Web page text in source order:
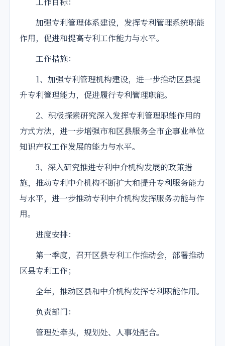
加强专利管理体系建设，发挥专利管理系统职能
作用，促进和提高专利工作能力与水平。
工作措施：
1、加强专利管理机构建设，进一步推动区县提
升专利管理能力，促进履行专利管理职能。
2、积极探索研究深入发挥专利管理职能作用的
方式方法，进一步增强市和区县服务全市企事业单位
知识产权工作发展的能力与水平。
3、深入研究推进专利中介机构发展的政策措
施，推动专利中介机构不断扩大和提升专利服务能力
与水平，进一步推动专利中介机构发挥服务功能与作
用。
进度安排：
第一季度，召开区县专利工作推动会，部署推动
区县专利工作；
全年，推动区县和中介机构发挥专利职能作用。
负责部门：
管理处牵头，规划处、人事处配合。